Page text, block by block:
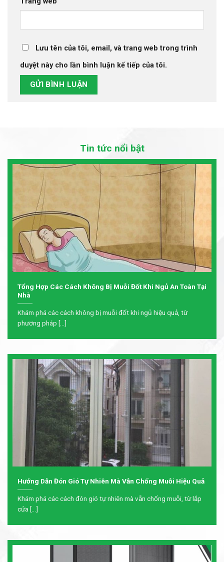
Lưu tên của tôi, email, và trang web trong trình
duyệt này cho lần bình luận kế tiếp của tôi.
Tin tức nổi bật
Tổng Hợp Các Cách Không Bị Muỗi Đốt Khi Ngủ An Toàn Tại
Nhà
Khám phá các cách không bị muỗi đốt khi ngủ hiệu quả, từ
phương pháp [...]
Hướng Dẫn Đón Gió Tự Nhiên Mà Vẫn Chống Muỗi Hiệu Quả
Khám phá các cách đón gió tự nhiên mà vẫn chống muỗi, từ lắp
cửa [...]